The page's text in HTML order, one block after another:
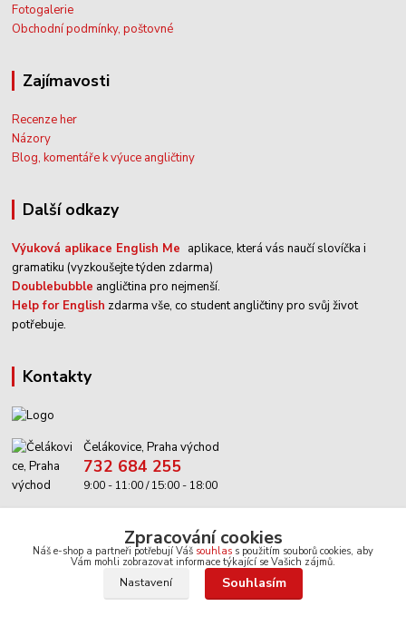
Fotogalerie
Obchodní podmínky, poštovné
Zajímavosti
Recenze her
Názory
Blog, komentáře k výuce angličtiny
Další odkazy
Výuková aplikace English Me aplikace, která vás naučí slovíčka i
gramatiku (vyzkoušejte týden zdarma)
Doublebubble angličtina pro nejmenší.
Help for English zdarma vše, co student angličtiny pro svůj život
potřebuje.
kontakty
Čelákovice, Praha východ
732 684 255
9:00 - 11:00 / 15:00 - 18:00
Zpracování cookies
Náš e-shop a partneři potřebují Váš souhlas s použitím souborů cookies, aby
Vám mohli zobrazovat informace týkající se Vašich zájmů.
Nastavení Souhlasím